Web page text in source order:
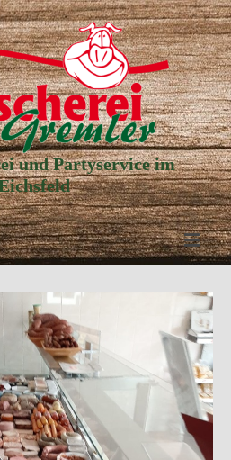
und Partyservice im